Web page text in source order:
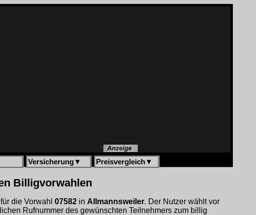
Versicherung▼ Preisvergleich▼
Billigvorwahlen
die Vorwahl 07582 in Allmannsweiler. Der Nutzer wählt vor
Rufnummer des gewünschten Teilnehmers zum billig